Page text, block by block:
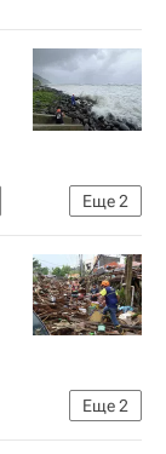
Еще2
Еще2